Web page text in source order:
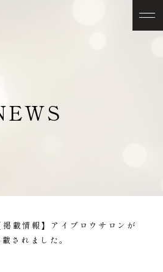
掲載情報】アイブロウサロンが
されました。